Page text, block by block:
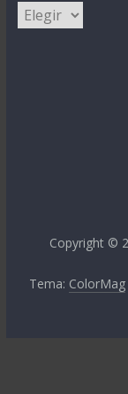
Categorías
Copyright ©
Tema: ColorMag